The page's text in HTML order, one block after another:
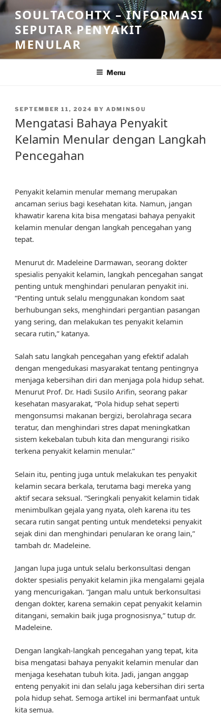
Skip
to
content
SOULTACOHTX – INFORMASI
SEPUTAR PENYAKIT
MENULAR
Menu
POSTED
SEPTEMBER 11, 2024 BY ADMINSOU
Mengatasi Bahaya Penyakit
Kelamin Menular dengan Langkah
Pencegahan
Penyakit kelamin menular memang merupakan
ancaman serius bagi kesehatan kita. Namun, jangan
khawatir karena kita bisa mengatasi bahaya penyakit
kelamin menular dengan langkah pencegahan yang
tepat.
Menurut dr. Madeleine Darmawan, seorang dokter
spesialis penyakit kelamin, langkah pencegahan sangat
penting untuk menghindari penularan penyakit ini.
“Penting untuk selalu menggunakan kondom saat
berhubungan seks, menghindari pergantian pasangan
yang sering, dan melakukan tes penyakit kelamin
secara rutin,” katanya.
Salah satu langkah pencegahan yang efektif adalah
dengan mengedukasi masyarakat tentang pentingnya
menjaga kebersihan diri dan menjaga pola hidup sehat.
Menurut Prof. Dr. Hadi Susilo Arifin, seorang pakar
kesehatan masyarakat, “Pola hidup sehat seperti
mengonsumsi makanan bergizi, berolahraga secara
teratur, dan menghindari stres dapat meningkatkan
sistem kekebalan tubuh kita dan mengurangi risiko
terkena penyakit kelamin menular.”
Selain itu, penting juga untuk melakukan tes penyakit
kelamin secara berkala, terutama bagi mereka yang
aktif secara seksual. “Seringkali penyakit kelamin tidak
menimbulkan gejala yang nyata, oleh karena itu tes
secara rutin sangat penting untuk mendeteksi penyakit
sejak dini dan menghindari penularan ke orang lain,”
tambah dr. Madeleine.
Jangan lupa juga untuk selalu berkonsultasi dengan
dokter spesialis penyakit kelamin jika mengalami gejala
yang mencurigakan. “Jangan malu untuk berkonsultasi
dengan dokter, karena semakin cepat penyakit kelamin
ditangani, semakin baik juga prognosisnya,” tutup dr.
Madeleine.
Dengan langkah-langkah pencegahan yang tepat, kita
bisa mengatasi bahaya penyakit kelamin menular dan
menjaga kesehatan tubuh kita. Jadi, jangan anggap
enteng penyakit ini dan selalu jaga kebersihan diri serta
pola hidup sehat. Semoga artikel ini bermanfaat untuk
kita semua.